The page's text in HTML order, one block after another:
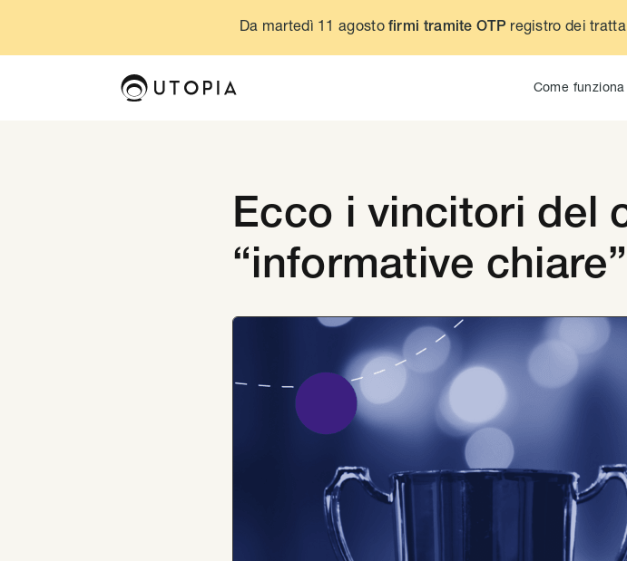
Da martedì 11 agostofirmi tramite OTP registro dei
Come funziona
Ecco i vincitori del
“informative chiare”